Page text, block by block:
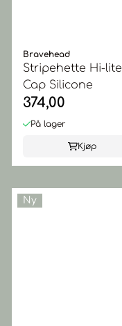
Bravehead
Stripehette Hi-lite
Cap Silicone
374,00
På lager
Kjøp
Ny